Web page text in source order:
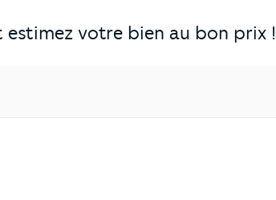
votre bien au bon prix !